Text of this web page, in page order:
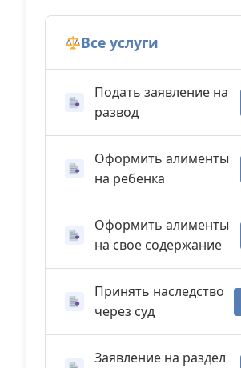
Все услуги
Подать заявление на
развод
Оформить алименты
на ребенка
Оформить алименты
на свое содержание
Принять наследство
через суд
Заявление на раздел